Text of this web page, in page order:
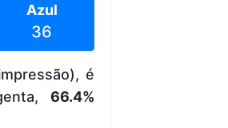
Azul
36
é
66.4%